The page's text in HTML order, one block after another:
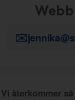
✉️
återkommer